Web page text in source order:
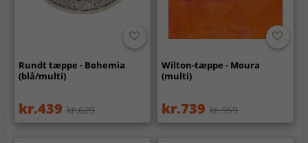
Rundt tæppe - Bohemia
(blå/multi)
kr.439 kr.629
Wilton-tæppe - Moura
(multi)
kr.739 kr.959